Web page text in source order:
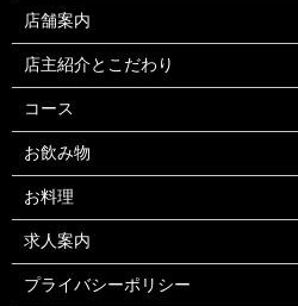
店舗案内
店主紹介とこだわり
コース
お飲み物
お料理
求人案内
プライバシーポリシー